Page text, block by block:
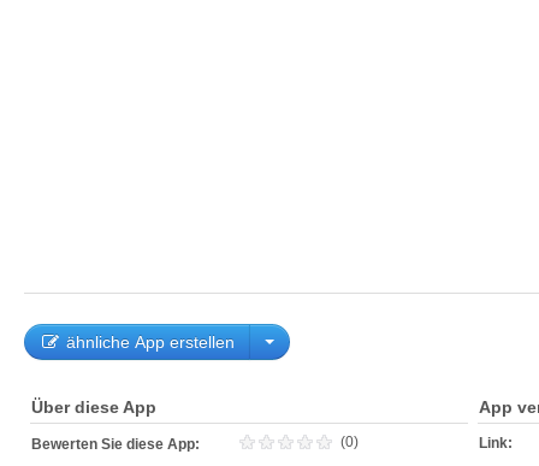
ähnliche App erstellen
Über diese App
Bewerten Sie diese App: (0)
App
Link: